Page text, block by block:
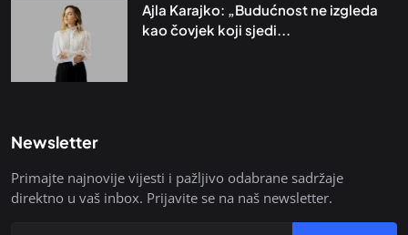
Ajla Karajko: „Budućnost ne izgleda
kao čovjek koji sjedi...
Newsletter
Primajte najnovije vijesti i pažljivo odabrane sadržaje
direktno u vaš inbox. Prijavite se na naš newsletter.